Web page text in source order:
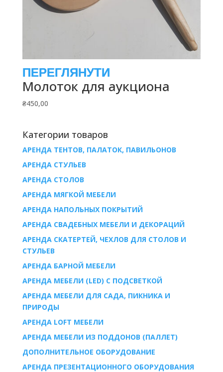
Молоток для аукциона
₴450,00
Категории товаров
АРЕНДА ТЕНТОВ, ПАЛАТОК, ПАВИЛЬОНОВ
AРЕНДА СТУЛЬЕВ
AРЕНДА СТОЛОВ
АРЕНДА МЯГКОЙ МЕБЕЛИ
АРЕНДА НАПОЛЬНЫХ ПОКРЫТИЙ
АРЕНДА СВАДЕБНЫХ МЕБЕЛИ И ДЕКОРАЦИЙ
АРЕНДА СКАТЕРТЕЙ, ЧЕХЛОВ ДЛЯ СТОЛОВ И
СТУЛЬЕВ
АРЕНДА БАРНОЙ МЕБЕЛИ
АРЕНДА МЕБЕЛИ (LED) С ПОДСВЕТКОЙ
АРЕНДА МЕБЕЛИ ДЛЯ САДА, ПИКНИКА И
ПРИРОДЫ
АРЕНДА LOFT МЕБЕЛИ
АРЕНДА МЕБЕЛИ ИЗ ПОДДОНОВ (ПАЛЛЕТ)
ДОПОЛНИТЕЛЬНОЕ ОБОРУДОВАНИЕ
АРЕНДА ПРЕЗЕНТАЦИОННОГО ОБОРУДОВАНИЯ